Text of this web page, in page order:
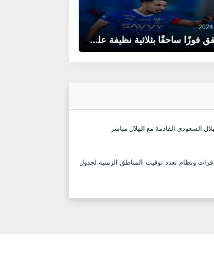
الهلال يحقق فوزًا ساحقًا بثلاثية نظيفة على الرياض في الجولة الثالثة من دوري روشن السعودي
السعودي القادمة مع الهلال مباشر
ونظام تعدد توقيت المناطق الزمنية لجدول